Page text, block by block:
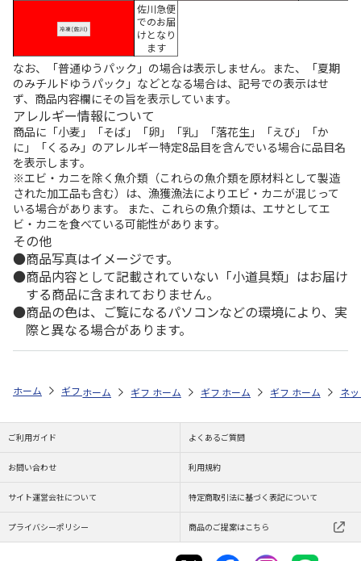
佐川急便
でのお届
けとなり
ます
なお、「普通ゆうパック」の場合は表示しません。また、「夏期
のみチルドゆうパック」などとなる場合は、記号での表示はせ
ず、商品内容欄にその旨を表示しています。
アレルギー情報について
商品に「小麦」「そば」「卵」「乳」「落花生」「えび」「か
に」「くるみ」のアレルギー特定8品目を含んでいる場合に品目名
を表示します。
※エビ・カニを除く魚介類（これらの魚介類を原材料として製造
された加工品も含む）は、漁獲漁法によりエビ・カニが混じって
いる場合があります。 また、これらの魚介類は、エサとしてエ
ビ・カニを食べている可能性があります。
その他
商品写真はイメージです。
商品内容として記載されていない「小道具類」はお届け
する商品に含まれておりません。
商品の色は、ご覧になるパソコンなどの環境により、実
際と異なる場合があります。
ホーム ギフトストア お中元・夏ギフト特集 2026 お菓子・スイーツ
ホーム ギフトストア お中元・夏ギフト特集 2026
ホーム ギフトストア お中元・夏ギフト
ホーム ギフトストア お
ホーム ネ
ご利用ガイド よくあるご質問
お問い合わせ 利用規約
サイト運営会社について 特定商取引法に基づく表記について
プライバシーポリシー 商品のご提案はこちら